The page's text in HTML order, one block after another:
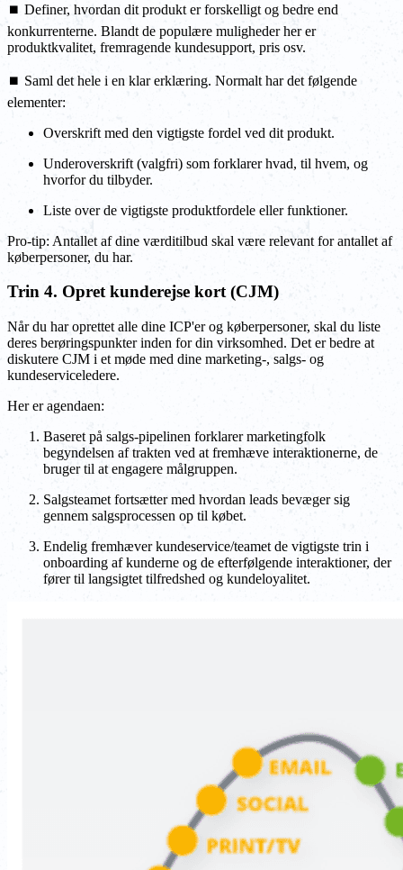
⏹️ Definer, hvordan dit produkt er forskelligt og bedre end
konkurrenterne. Blandt de populære muligheder her er
produktkvalitet, fremragende kundesupport, pris osv.
⏹️ Saml det hele i en klar erklæring. Normalt har det følgende
elementer:
Overskrift med den vigtigste fordel ved dit produkt.
Underoverskrift (valgfri) som forklarer hvad, til hvem, og
hvorfor du tilbyder.
Liste over de vigtigste produktfordele eller funktioner.
Pro-tip: Antallet af dine værditilbud skal være relevant for antallet af
køberpersoner, du har.
Trin 4. Opret kunderejse kort (CJM)
Når du har oprettet alle dine ICP'er og køberpersoner, skal du liste
deres berøringspunkter inden for din virksomhed. Det er bedre at
diskutere CJM i et møde med dine marketing-, salgs- og
kundeserviceledere.
Her er agendaen:
Baseret på salgs-pipelinen forklarer marketingfolk
begyndelsen af trakten ved at fremhæve interaktionerne, de
bruger til at engagere målgruppen.
Salgsteamet fortsætter med hvordan leads bevæger sig
gennem salgsprocessen op til købet.
Endelig fremhæver kundeservice/teamet de vigtigste trin i
onboarding af kunderne og de efterfølgende interaktioner, der
fører til langsigtet tilfredshed og kundeloyalitet.